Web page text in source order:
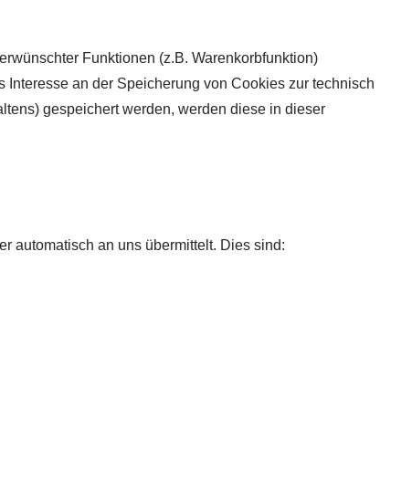
Funktionen (z.B. Warenkorbfunktion)
an der Speicherung von Cookies zur technisch
gespeichert werden, werden diese in dieser
automatisch an uns übermittelt. Dies sind: